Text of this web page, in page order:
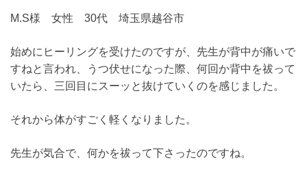
M.S様 女性 30代 埼玉県越谷市
始めにヒーリングを受けたのですが、先生が背中が痛いで
すねと言われ、うつ伏せになった際、何回か背中を祓って
いたら、三回目にスーッと抜けていくのを感じました。
それから体がすごく軽くなりました。
先生が気合で、何かを祓って下さったのですね。